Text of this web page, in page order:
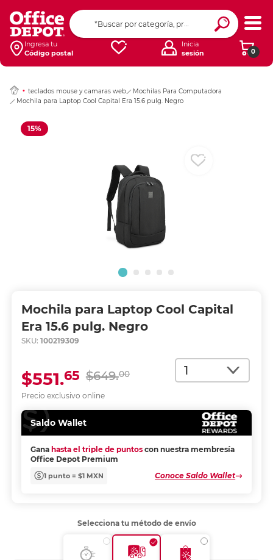
Ingresa tu
Código postal
0
Inicia
sesión
teclados mouse y camaras web
Mochilas Para Computadora
Mochila para Laptop Cool Capital Era 15.6 pulg. Negro
15%
Mochila para Laptop Cool Capital
Era 15.6 pulg. Negro
SKU: 100219309
Cantidad
Precio exclusivo online
$649.00
$551.65
Saldo Wallet
Gana hasta el triple de puntos con nuestra membresía
Office Depot Premium
1 punto = $1 MXN Conoce Saldo Wallet
Ingresar Codigo
Selecciona tu método de envío